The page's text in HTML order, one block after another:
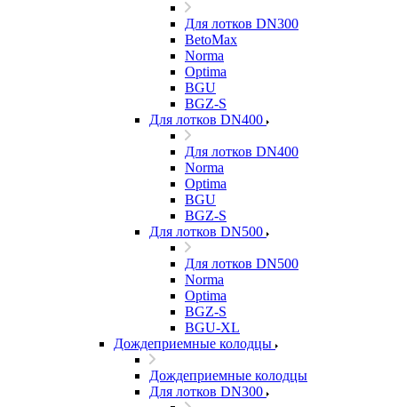
Для лотков DN300
BetoMax
Norma
Optima
BGU
BGZ-S
Для лотков DN400
Для лотков DN400
Norma
Optima
BGU
BGZ-S
Для лотков DN500
Для лотков DN500
Norma
Optima
BGZ-S
BGU-XL
Дождеприемные колодцы
Дождеприемные колодцы
Для лотков DN300